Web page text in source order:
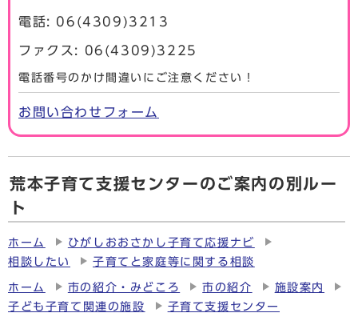
電話: 06(4309)3213
ファクス: 06(4309)3225
電話番号のかけ間違いにご注意ください！
お問い合わせフォーム
荒本子育て支援センターのご案内の別ルー
ト
ホーム
ひがしおおさかし子育て応援ナビ
相談したい
子育てと家庭等に関する相談
ホーム 市の紹介・みどころ 市の紹介
施設案内
子ども子育て関連の施設
子育て支援センター